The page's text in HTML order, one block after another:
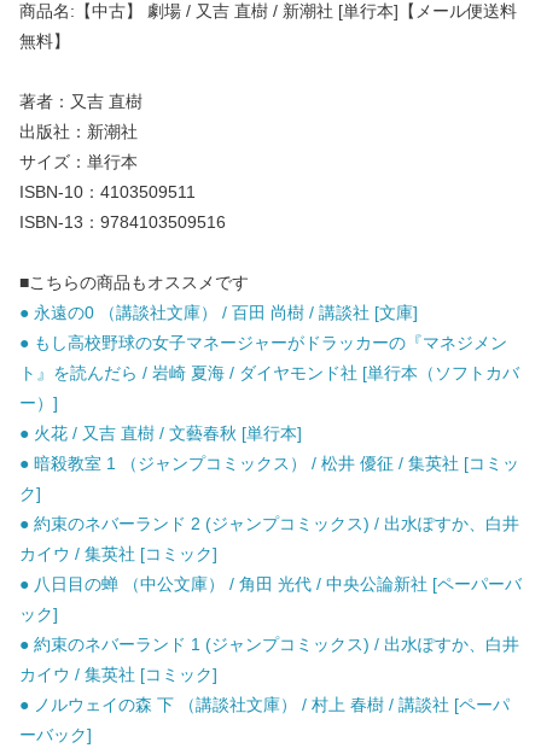
商品名:【中古】 劇場 / 又吉 直樹 / 新潮社 [単行本]【メール便送料
無料】
著者：又吉 直樹
出版社：新潮社
サイズ：単行本
ISBN-10：4103509511
ISBN-13：9784103509516
■こちらの商品もオススメです
● 永遠の0 （講談社文庫） / 百田 尚樹 / 講談社 [文庫]
● もし高校野球の女子マネージャーがドラッカーの『マネジメン
ト』を読んだら / 岩崎 夏海 / ダイヤモンド社 [単行本（ソフトカバ
ー）]
● 火花 / 又吉 直樹 / 文藝春秋 [単行本]
● 暗殺教室 1 （ジャンプコミックス） / 松井 優征 / 集英社 [コミッ
ク]
● 約束のネバーランド 2 (ジャンプコミックス) / 出水ぽすか、白井
カイウ / 集英社 [コミック]
● 八日目の蝉 （中公文庫） / 角田 光代 / 中央公論新社 [ペーパーバ
ック]
● 約束のネバーランド 1 (ジャンプコミックス) / 出水ぽすか、白井
カイウ / 集英社 [コミック]
● ノルウェイの森 下 （講談社文庫） / 村上 春樹 / 講談社 [ペーパ
ーバック]